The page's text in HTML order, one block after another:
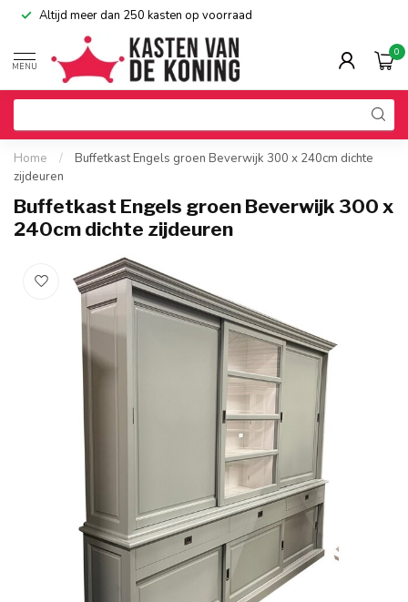
Altijd meer dan 250 kasten op voorraad
MENU
0
Home /
Buffetkast Engels groen Beverwijk 300 x 240cm dichte
zijdeuren
Buffetkast Engels groen Beverwijk 300 x
240cm dichte zijdeuren